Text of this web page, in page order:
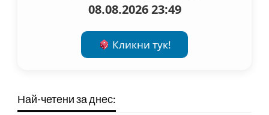
08.08.2026 23:49
Кликни тук!
Най-четени за днес: